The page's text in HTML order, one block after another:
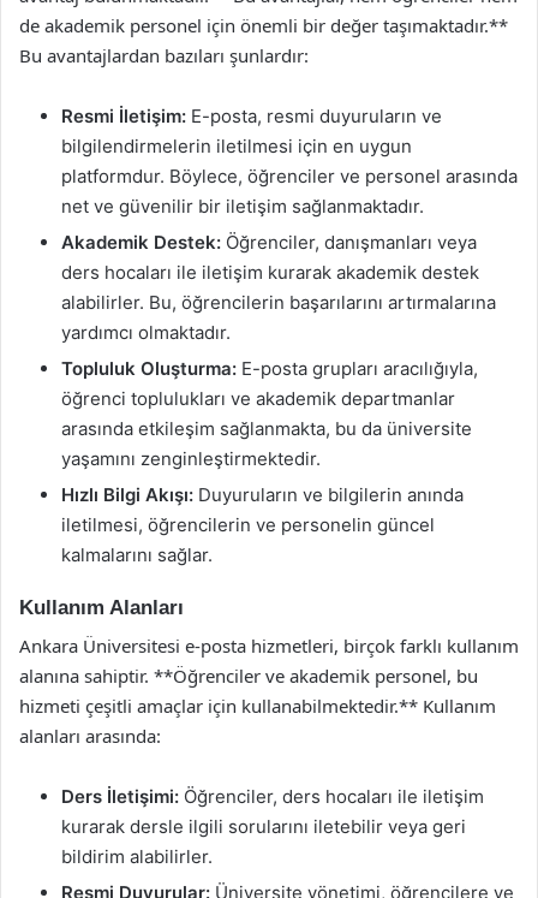
de akademik personel için önemli bir değer taşımaktadır.**
Bu avantajlardan bazıları şunlardır:
Resmi İletişim: E-posta, resmi duyuruların ve
bilgilendirmelerin iletilmesi için en uygun
platformdur. Böylece, öğrenciler ve personel arasında
net ve güvenilir bir iletişim sağlanmaktadır.
Akademik Destek: Öğrenciler, danışmanları veya
ders hocaları ile iletişim kurarak akademik destek
alabilirler. Bu, öğrencilerin başarılarını artırmalarına
yardımcı olmaktadır.
Topluluk Oluşturma: E-posta grupları aracılığıyla,
öğrenci toplulukları ve akademik departmanlar
arasında etkileşim sağlanmakta, bu da üniversite
yaşamını zenginleştirmektedir.
Hızlı Bilgi Akışı: Duyuruların ve bilgilerin anında
iletilmesi, öğrencilerin ve personelin güncel
kalmalarını sağlar.
Kullanım Alanları
Ankara Üniversitesi e-posta hizmetleri, birçok farklı kullanım
alanına sahiptir. **Öğrenciler ve akademik personel, bu
hizmeti çeşitli amaçlar için kullanabilmektedir.** Kullanım
alanları arasında:
Ders İletişimi: Öğrenciler, ders hocaları ile iletişim
kurarak dersle ilgili sorularını iletebilir veya geri
bildirim alabilirler.
Resmi Duyurular: Üniversite yönetimi, öğrencilere ve